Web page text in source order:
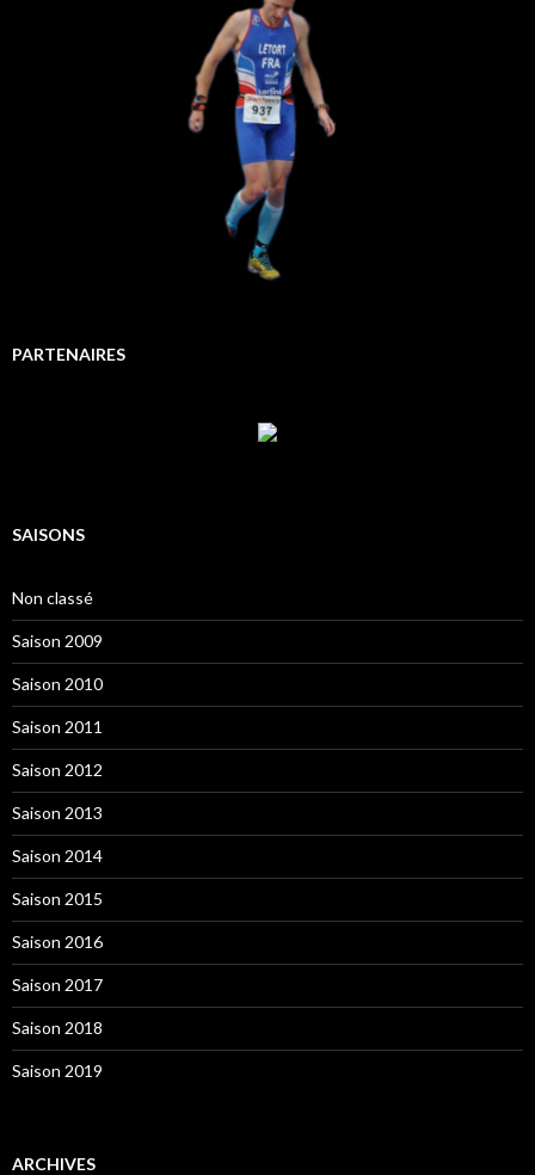
PARTENAIRES
SAISONS
Non classé
Saison 2009
Saison 2010
Saison 2011
Saison 2012
Saison 2013
Saison 2014
Saison 2015
Saison 2016
Saison 2017
Saison 2018
Saison 2019
ARCHIVES